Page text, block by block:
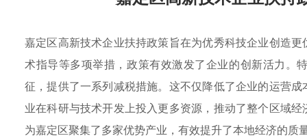
嘉定区高新技术企业扶持政策旨在为优秀科技企业创造
术指导等多项举措，政策有效激发了企业的创新活力。
征，提供了一系列减税措施。这不仅降低了企业的运营
业在科研与技术开发上投入更多资源，推动了整个区域
为嘉定区聚集了多家优势产业，有效提升了本地经济的质